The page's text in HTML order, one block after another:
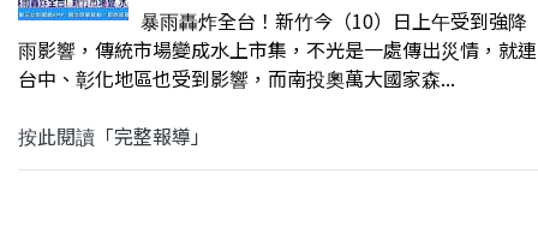
暴雨轟炸全台！新竹今（10）日上午受到強降
雨影響，傳統市場變成水上市集，不光是一處傳出災情，就連
台中、彰化地區也受到影響，而南投奧萬大國家森...
按此閱讀「完整報導」